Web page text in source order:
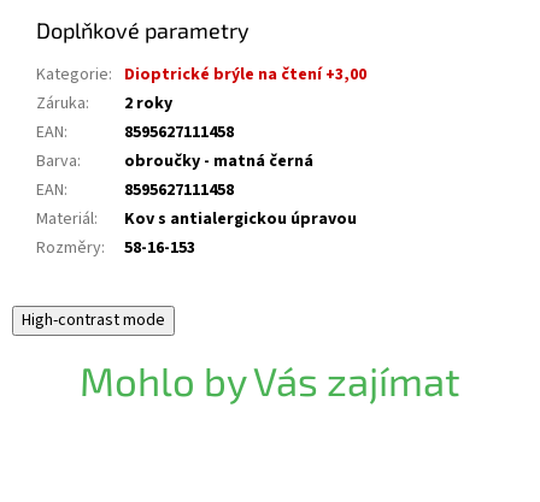
Doplňkové parametry
Kategorie: Dioptrické brýle na čtení +3,00
Záruka:
2 roky
EAN:
8595627111458
Barva:
obroučky - matná černá
EAN:
8595627111458
Materiál:
Kov s antialergickou úpravou
Rozměry: 58-16-153
High-contrast mode
Mohlo by Vás zajímat